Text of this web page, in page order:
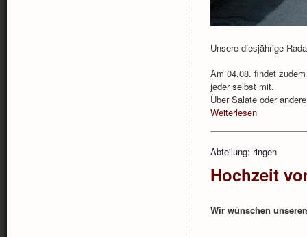
Unsere diesjährige
Am 04.08. findet
jeder selbst mit.
Über Salate oder
Weiterlesen
Abteilung: ringen
Hochzeit
Wir wünschen